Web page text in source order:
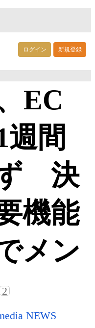
ログイン 新規登録
EC
間
ず 決
機能
メン
2
NEWS